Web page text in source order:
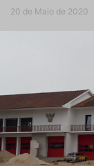
20 de Maio de 2020